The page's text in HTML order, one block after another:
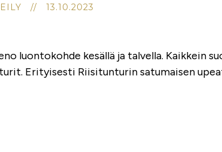
// 13.10.2023
luontokohde kesällä ja talvella. Kaikkein
Erityisesti Riisitunturin satumaisen